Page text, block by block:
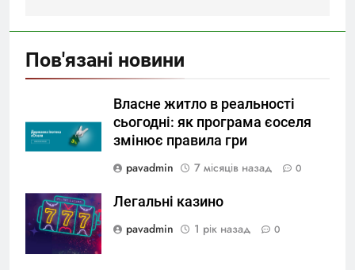
Пов'язані новини
Власне житло в реальності
сьогодні: як програма єоселя
змінює правила гри
pavadmin
7 місяців назад 0
Легальні казино
pavadmin
1 рік назад 0